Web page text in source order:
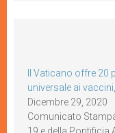
Il Vaticano offre
universale ai
Dicembre 29, 2020
Comunicato